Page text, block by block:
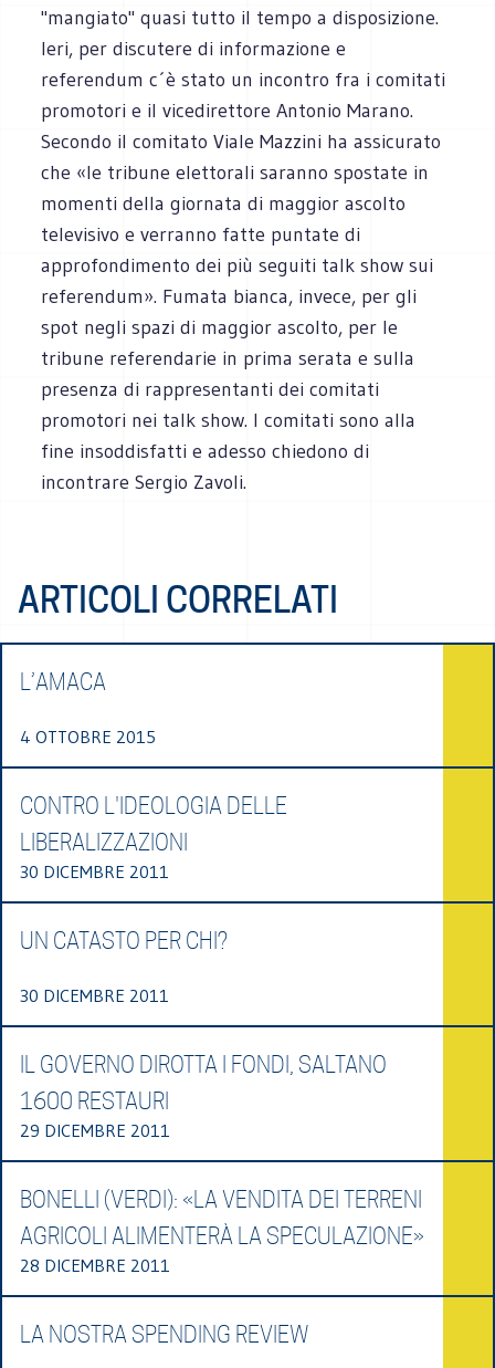
"mangiato" quasi tutto il tempo a disposizione.
Ieri, per discutere di informazione e
referendum c´è stato un incontro fra i comitati
promotori e il vicedirettore Antonio Marano.
Secondo il comitato Viale Mazzini ha assicurato
che «le tribune elettorali saranno spostate in
momenti della giornata di maggior ascolto
televisivo e verranno fatte puntate di
approfondimento dei più seguiti talk show sui
referendum». Fumata bianca, invece, per gli
spot negli spazi di maggior ascolto, per le
tribune referendarie in prima serata e sulla
presenza di rappresentanti dei comitati
promotori nei talk show. I comitati sono alla
fine insoddisfatti e adesso chiedono di
incontrare Sergio Zavoli.
ARTICOLI CORRELATI
L’AMACA
4 OTTOBRE 2015
CONTRO L'IDEOLOGIA DELLE
LIBERALIZZAZIONI
30 DICEMBRE 2011
UN CATASTO PER CHI?
30 DICEMBRE 2011
IL GOVERNO DIROTTA I FONDI, SALTANO
1600 RESTAURI
29 DICEMBRE 2011
BONELLI (VERDI): «LA VENDITA DEI TERRENI
AGRICOLI ALIMENTERÀ LA SPECULAZIONE»
28 DICEMBRE 2011
LA NOSTRA SPENDING REVIEW